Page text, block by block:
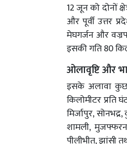
12 जून को दोनों
और पूर्वी उत्तर
मेघगर्जन और
इसकी गति 80
ओलावृष्टि और
इसके अलावा कुछ
किलोमीटर प्रति
मिर्जापुर,
शामली,